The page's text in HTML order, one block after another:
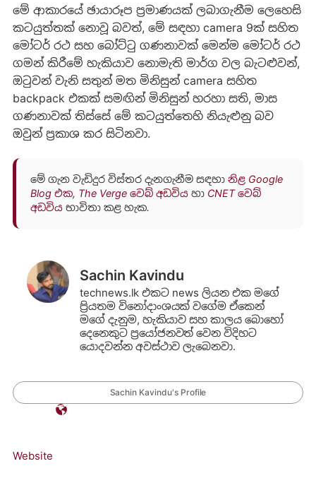
මේ ආකාරයේ ඡායාරූප ප්‍රමාණයක් ලබාගැනීම ලෙහෙසි
කටයුත්තක් නොවූ බවත්, මේ සඳහා camera 9ක් සහිත
මෝටර් රථ සහ බෝට්ටු ගණනාවක් මෙන්ම මෝටර් රථ
ගමන් කිරීමේ හැකියාව නොමැති මාර්ග වල බැටළුවන්,
ඔටුවන් වැනි සතුන් මත මිනිසුන් camera සහිත
backpack එකක් සමඟින් මිනිසුන් හරහා සති, මාස
ගණනාවක් තිස්සේ මේ කටයුත්තෙහි නියැළුනු බව
ඔවුන් ප්‍රකාශ කර සිටිනවා.
මේ ගැන වැඩිදුර විස්තර දැනගැනීම සඳහා නිළ Google
Blog එක, The Verge වෙබ් අඩවියහා CNET වෙබ්
අඩවියභාවිතා කළ හැක.
Sachin Kavindu
technews.lk එකට news ලියන එක මගේ
ප්‍රියතම විනෝදාංශයක් වගේම ඒකෙන්
මගේ දැනුම, හැකියාව සහ කාලය බොහෝ
දෙනෙකුට ප්‍රයෝජනවත් වෙන විදිහට
යොදවන්න අවස්ථාව ලැබෙනවා.
Sachin Kavindu's Profile
Website